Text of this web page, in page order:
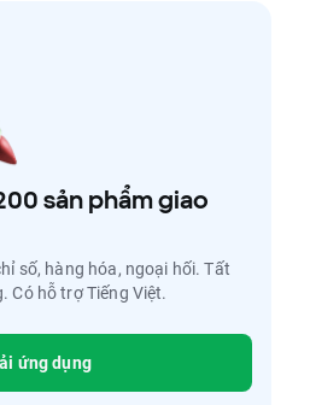
sản phẩm giao
số, hàng hóa, ngoại hối. Tất
Có hỗ trợ Tiếng Việt.
ứng dụng